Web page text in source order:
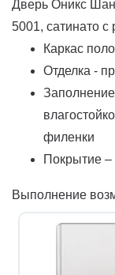
Дверь Оникс
5001, сатинато с
Каркас
Отделка -
филенки
Покрытие
Выполнение